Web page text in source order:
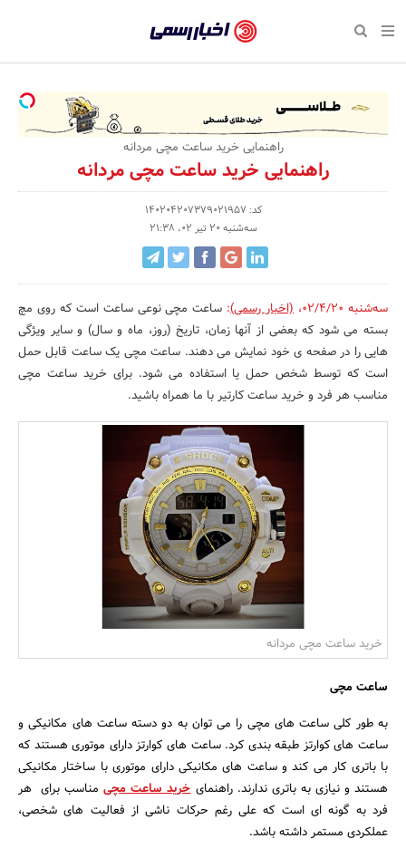
رسمی
اخبار
تایید
شده
شرکت‌ها،
سازمان‌ها
و
روابط
عمومی‌ها
بازگشت
صفحه نخست پایگاه خبری
اقتصادی
صفحه نخست اقتصادی
تجارت و بازار
کارآفرینی و استارتاپ
نفت، انرژی و صنایع
کسب و کار و خرده فروشی
صنایع غذایی و کشاورزی
بانک، بیمه و سرمایه
اجتماعی
صفحه نخست اجتماعی
علم و آموزش
بهداشت و درمان
شهر و جامعه
محیط زیست
تبلیغات و روابط عمومی
صفحه نخست فرهنگی
رسانه‌ها
نشریات و کتاب
سینما و تئاتر
صنایع دستی
صفحه نخست ورزش
تازه‌های ورزش
مکان‌های ورزشی
تجهیزات ورزشی
صفحه نخست سبک زندگی
سلامت و زیبایی
روانشناسی و موفقیت
مد و لباس
رویداد
صفحه نخست رویداد
حراج و تخفیف
جشنواره، نمایشگاه و
مسابقه و فراخوان
راهنمایی خرید ساعت مچی مردانه
راهنمایی خرید ساعت مچی مردانه
کد: 140204207379021957
سه‌شنبه 20 تیر 02، 21:38
سه‌شنبه 02/4/20 ،(اخبار رسمی): ساعت مچی نوعی ساعت است که روی مچ
بسته می شود که بعضی از آنها زمان، تاریخ (روز، ماه و سال) و سایر ویژگی
هایی را در صفحه ی خود نمایش می دهند. ساعت مچی یک ساعت قابل حمل
است که توسط شخص حمل یا استفاده می شود. برای خرید ساعت مچی
مناسب هر فرد و خرید ساعت کارتیر با ما همراه باشید.
خرید ساعت مچی مردانه
ساعت مچی
به طور کلی ساعت های مچی را می توان به دو دسته ساعت های مکانیکی و
ساعت های کوارتز طبقه بندی کرد. ساعت های کوارتز دارای موتوری هستند که
با باتری کار می کند و ساعت های مکانیکی دارای موتوری با ساختار مکانیکی
هستند و نیازی به باتری ندارند. راهنمایخرید ساعت مچیمناسب برای هر
فرد به گونه ای است که علی رغم حرکات ناشی از فعالیت های شخصی،
عملکردی مستمر داشته باشد.